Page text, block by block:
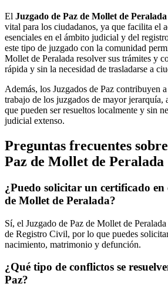
El Juzgado de Paz de Mollet de Peralada
vital para los ciudadanos, ya que facilita el
esenciales en el ámbito judicial y del
este tipo de juzgado con la comunidad
Mollet de Peralada resolver sus trámites y
rápida y sin la necesidad de trasladarse a
Además, los Juzgados de Paz contribuyen
trabajo de los juzgados de mayor jerarquía,
que pueden ser resueltos localmente y sin
judicial extenso.
Preguntas frecuentes
Paz de Mollet de Peralada
¿Puedo solicitar un certificado en
de Mollet de Peralada?
Sí, el Juzgado de Paz de Mollet de Peralada
de Registro Civil, por lo que puedes
nacimiento, matrimonio y defunción.
¿Qué tipo de conflictos se
Paz?